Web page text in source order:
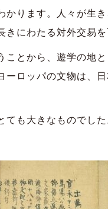
ります。人々が生
にわたる対外交易を
とから、遊学の地
ロッパの文物は、
も大きなものでした